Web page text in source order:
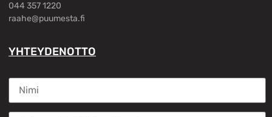
044 357 1220
raahe@puumesta.fi
YHTEYDENOTTO